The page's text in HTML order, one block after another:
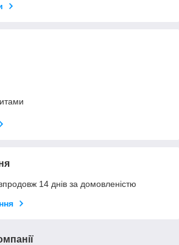
14 днів за домовленістю